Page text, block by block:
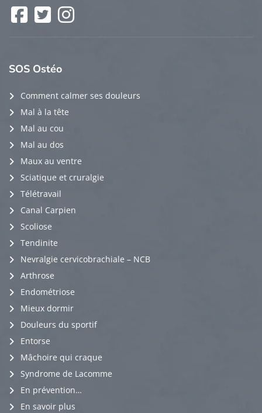
Facebook
SOS Ostéo
Comment calmer ses douleurs
Mal à la tête
Mal au cou
Mal au dos
Maux au ventre
Sciatique et cruralgie
Télétravail
Canal Carpien
Scoliose
Tendinite
Nevralgie cervicobrachiale – NCB
Arthrose
Endométriose
Mieux dormir
Douleurs du sportif
Entorse
Mâchoire qui craque
Syndrome de Lacomme
En prévention…
En savoir plus